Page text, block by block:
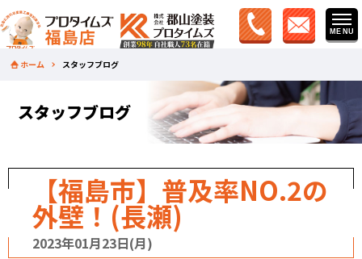
ホーム スタッフブログ
スタッフブログ
【福島市】普及率NO.2の
外壁！(長瀬)
2023年01月23日(月)